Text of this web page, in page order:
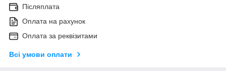
Післяплата
Оплата на рахунок
Оплата за реквізитами
Всі умови оплати